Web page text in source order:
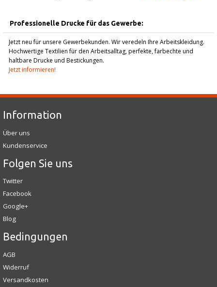
Professionelle Drucke für das Gewerbe:
Jetzt neu für unsere Gewerbekunden. Wir veredeln Ihre Arbeitskleidung.
Hochwertige Textilien für den Arbeitsalltag, perfekte, farbechte und
haltbare Drucke und Bestickungen.
Jetzt informieren!
Information
Über uns
Kundenservice
Folgen Sie uns
Twitter
Facebook
Google+
Blog
Bedingungen
AGB
Widerruf
Versandkosten